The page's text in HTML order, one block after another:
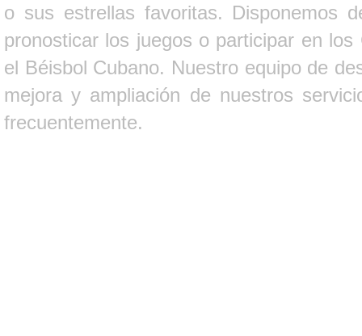
o sus estrellas favoritas. Disponemos
pronosticar los juegos o participar en
el Béisbol Cubano. Nuestro equipo de
mejora y ampliación de nuestros
frecuentemente.